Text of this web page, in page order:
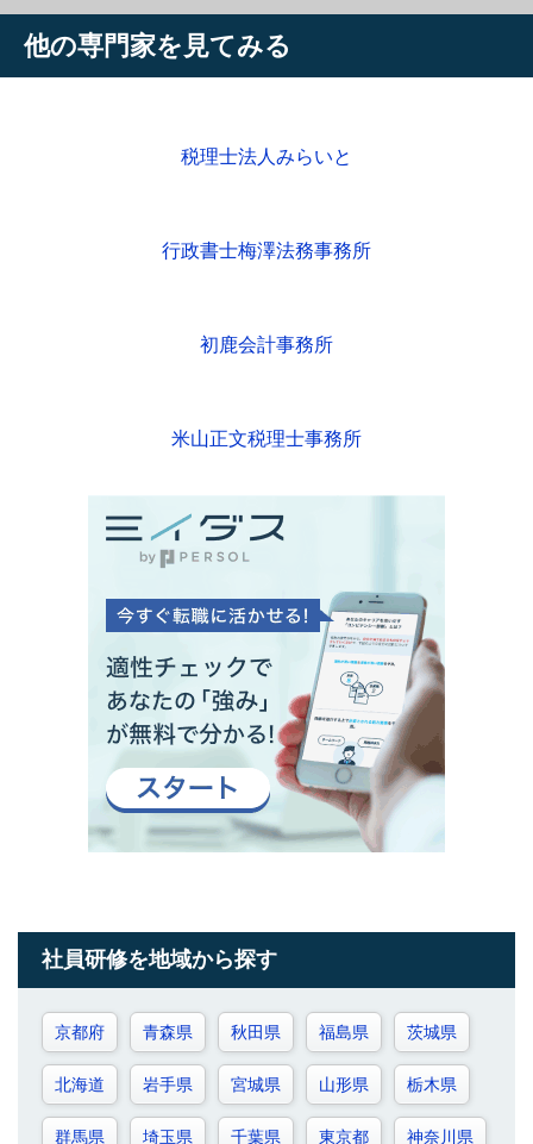
他の専門家を見てみる
税理士法人みらいと
行政書士梅澤法務事務所
初鹿会計事務所
米山正文税理士事務所
社員研修を地域から探す
京都府 青森県 秋田県 福島県 茨城県
北海道 岩手県 宮城県 山形県 栃木県
群馬県 埼玉県 千葉県 東京都 神奈川県